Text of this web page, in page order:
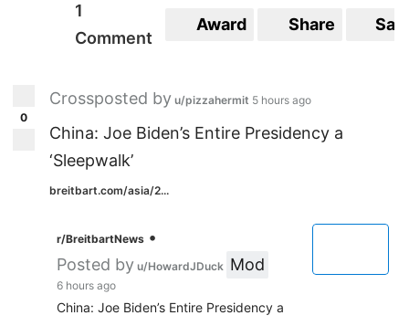
1
Comment
Award Share
0
Crossposted by u/pizzahermit 5 hours ago
China: Joe Biden’s Entire Presidency a
‘Sleepwalk’
breitbart.com/asia/2...
r/BreitbartNews •
Posted by u/HowardJDuck Mod
6 hours ago
China: Joe Biden’s Entire Presidency a